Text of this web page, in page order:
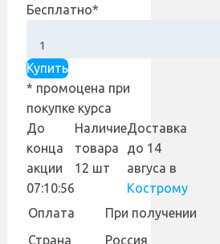
Бесплатно*
Купить
* промоцена при
покупке курса
До
конца
акции
07:10:55
Наличие
товара
12 шт
Доставка
до 14
авгуса в
Кострому
Оплата
При получении
Страна
Россия